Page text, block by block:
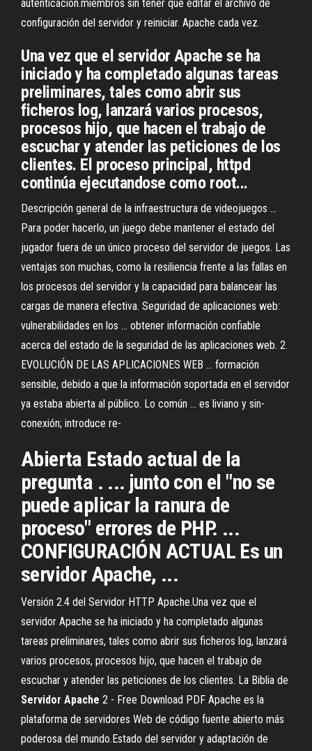
autenticación.miembros sin tener que editar el archivo de
configuración del servidor y reiniciar. Apache cada vez.
Una vez que el servidor Apache se ha
iniciado y ha completado algunas tareas
preliminares, tales como abrir sus
ficheros log, lanzará varios procesos,
procesos hijo, que hacen el trabajo de
escuchar y atender las peticiones de los
clientes. El proceso principal, httpd
continúa ejecutandose como root...
Descripción general de la infraestructura de videojuegos ...
Para poder hacerlo, un juego debe mantener el estado del
jugador fuera de un único proceso del servidor de juegos. Las
ventajas son muchas, como la resiliencia frente a las fallas en
los procesos del servidor y la capacidad para balancear las
cargas de manera efectiva. Seguridad de aplicaciones web:
vulnerabilidades en los ... obtener información confiable
acerca del estado de la seguridad de las aplicaciones web. 2.
EVOLUCIÓN DE LAS APLICACIONES WEB ... formación
sensible, debido a que la información soportada en el servidor
ya estaba abierta al público. Lo común ... es liviano y sin-
conexión; introduce re-
Abierta Estado actual de la
pregunta . ... junto con el "no se
puede aplicar la ranura de
proceso" errores de PHP. ...
CONFIGURACIÓN ACTUAL Es un
servidor Apache, ...
Versión 2.4 del Servidor HTTP Apache.Una vez que el
servidor Apache se ha iniciado y ha completado algunas
tareas preliminares, tales como abrir sus ficheros log, lanzará
varios procesos, procesos hijo, que hacen el trabajo de
escuchar y atender las peticiones de los clientes. La Biblia de
Servidor Apache 2 - Free Download PDF Apache es la
plataforma de servidores Web de código fuente abierto más
poderosa del mundo.Estado del servidor y adaptación de